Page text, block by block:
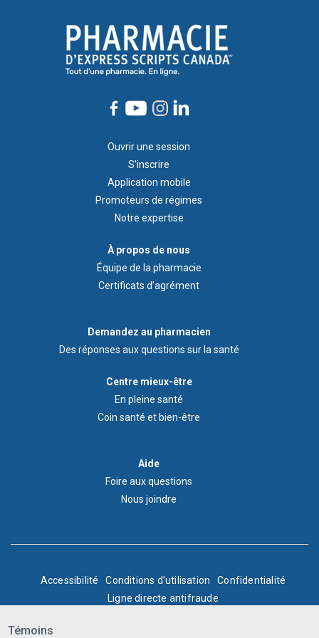
Ouvrir une session
S’inscrire
Application mobile
Promoteurs de régimes
Notre expertise
À propos de nous
Équipe de la pharmacie
Certificats d’agrément
pharmacien
Demandez au pharmacien
Des réponses aux questions sur la santé
Centre mieux-être
En pleine santé
Coin santé et bien-être
Aide
Foire aux questions
Nous joindre
BOTTOM
FOOTER
Accessibilité Conditions d’utilisation
Confidentialité
Ligne directe antifraude
© Express Scripts Canada, 2025. Tous droits réservés.
Témoins